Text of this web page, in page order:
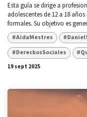
Esta guía se dirige a
adolescentes de 12 a 18
formales. Su objetivo es
#AidaMestres
#DerechosSociales
19 sept 2025